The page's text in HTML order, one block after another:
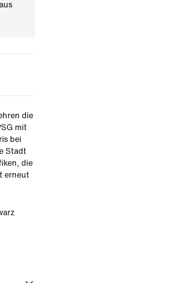
die
mit
bei
Stadt
die
erneut